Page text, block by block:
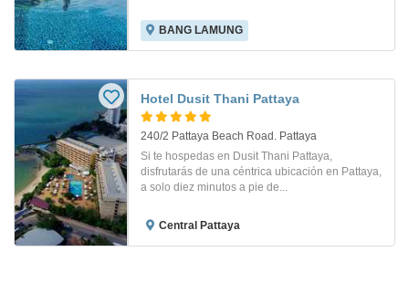
BANG LAMUNG
Hotel Dusit Thani Pattaya
240/2 Pattaya Beach Road. Pattaya
Si te hospedas en Dusit Thani Pattaya,
disfrutarás de una céntrica ubicación en Pattaya,
a solo diez minutos a pie de...
Central Pattaya